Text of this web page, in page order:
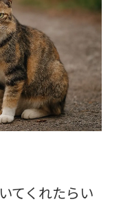
てくれたらい